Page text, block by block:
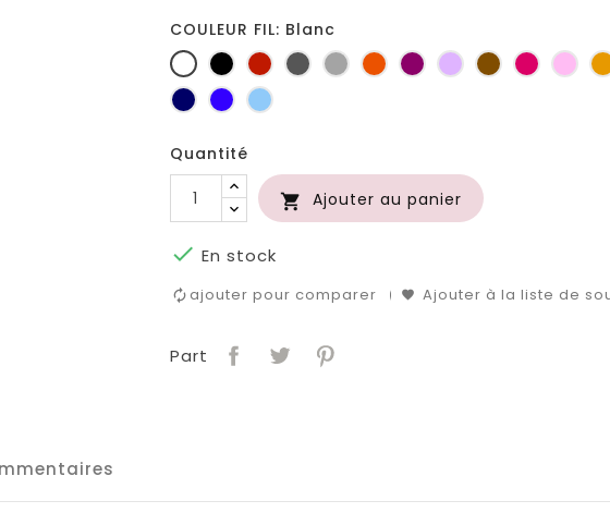
COULEUR FIL: Blanc
BlancNoir RougeGris
foncé
Gris
clair
Orange
PruneLilasMarronFuchsia
MarineBleu
roi
Bleu
Quantité
 Ajouter au panier
 En stock
ajouter pour comparer Ajouter à la liste de
Part